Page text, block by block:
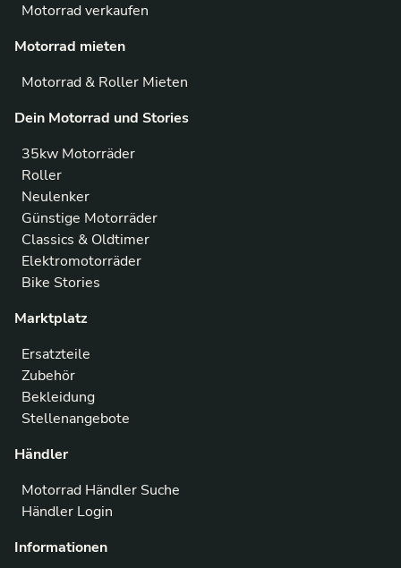
Motorrad verkaufen
Motorrad mieten
Motorrad & Roller Mieten
Dein Motorrad und Stories
35kw Motorräder
Roller
Neulenker
Günstige Motorräder
Classics & Oldtimer
Elektromotorräder
Bike Stories
Marktplatz
Ersatzteile
Zubehör
Bekleidung
Stellenangebote
Händler
Motorrad Händler Suche
Händler Login
Informationen